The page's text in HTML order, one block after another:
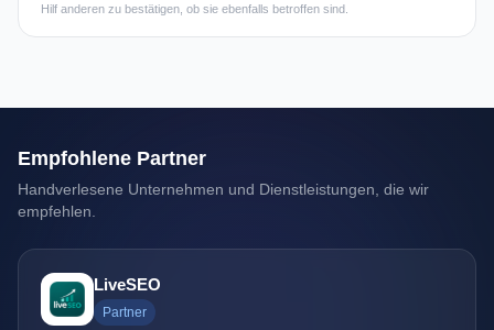
Hilf anderen zu bestätigen, ob sie ebenfalls betroffen sind.
Empfohlene Partner
Handverlesene Unternehmen und Dienstleistungen, die wir
empfehlen.
LiveSEO
Partner